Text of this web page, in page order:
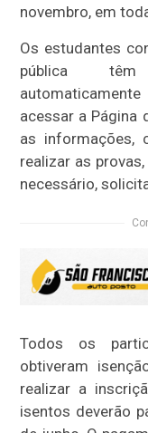
novembro, em
Os estudantes
pública têm
acessar a Página
as informações,
realizar as
necessário,
Todos os
obtiveram
realizar a
isentos deverão